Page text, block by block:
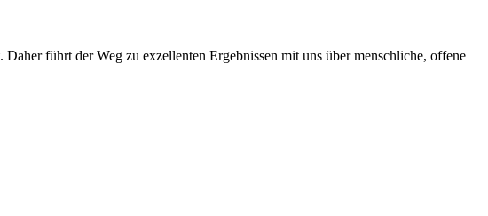
führt der Weg zu exzellenten Ergebnissen mit uns über menschliche, offene